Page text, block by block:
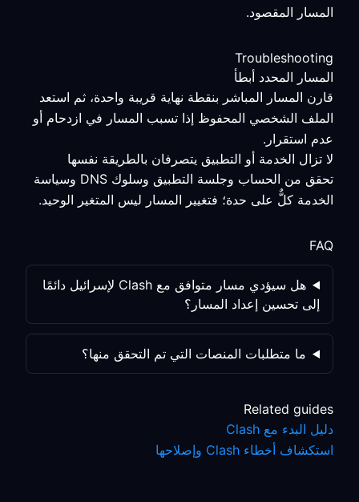
المسار المقصود.
Troubleshooting
المسار المحدد أبطأ
قارن المسار المباشر بنقطة نهاية قريبة واحدة، ثم استعد
الملف الشخصي المحفوظ إذا تسبب المسار في ازدحام أو
عدم استقرار.
لا تزال الخدمة أو التطبيق يتصرفان بالطريقة نفسها
تحقق من الحساب وجلسة التطبيق وسلوك DNS وسياسة
الخدمة كلٌّ على حدة؛ فتغيير المسار ليس المتغير الوحيد.
FAQ
هل سيؤدي مسار متوافق مع Clash لإسرائيل دائمًا
إلى تحسين إعداد المسار؟
ما متطلبات المنصات التي تم التحقق منها؟
Related guides
دليل البدء مع Clash
استكشاف أخطاء Clash وإصلاحها